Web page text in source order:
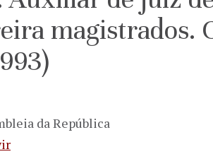
magistrados.
da República